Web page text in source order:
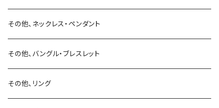
リング
15号以上
ピアス
イヤリング
リング
バングル・ブレスレット
ブローチ
ピアス
イヤリング
その他、ネックレス・ペンダント
その他、バングル・ブレスレット
その他、リング